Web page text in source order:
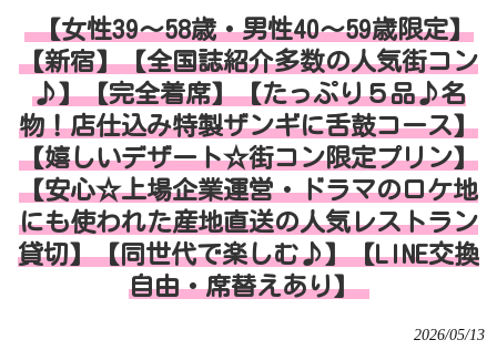
【女性39～58歳・男性40～59歳限定】
【新宿】【全国誌紹介多数の人気街コン
♪】【完全着席】【たっぷり５品♪名
物！店仕込み特製ザンギに舌鼓コース】
【嬉しいデザート☆街コン限定プリン】
【安心☆上場企業運営・ドラマのロケ地
にも使われた産地直送の人気レストラン
貸切】【同世代で楽しむ♪】【LINE交換
自由・席替えあり】
2026/05/13